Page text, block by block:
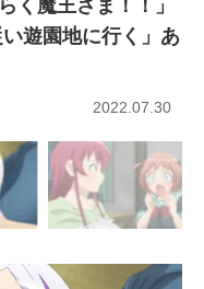
く魔王さま！！」
遊園地に⾏く」あ
2022.07.30